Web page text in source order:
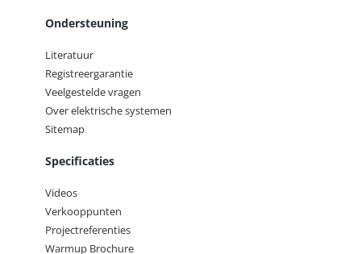
Ondersteuning
Literatuur
Registreergarantie
Veelgestelde vragen
Over elektrische systemen
Sitemap
Specificaties
Videos
Verkooppunten
Projectreferenties
Warmup Brochure